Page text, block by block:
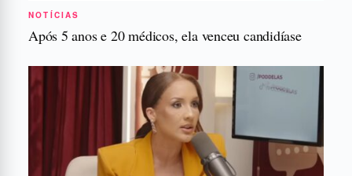
NOTÍCIAS
Após 5 anos e 20 médicos, ela venceu candidíase